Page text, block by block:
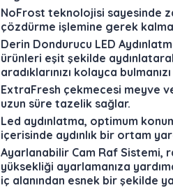
NoFrost teknolojisi sayesinde
çözdürme işlemine gerek
Derin Dondurucu LED
ürünleri eşit şekilde
aradıklarınızı kolayca
ExtraFresh çekmecesi meyve
uzun süre tazelik sağlar.
Led aydınlatma, optimum
içerisinde aydınlık bir ortam
Ayarlanabilir Cam Raf Sistemi,
yüksekliği ayarlamanıza
iç alanından esnek bir şekilde